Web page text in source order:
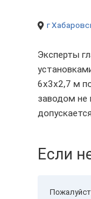
г
Эксперты
6х3х2,7 м
заводом не
Если